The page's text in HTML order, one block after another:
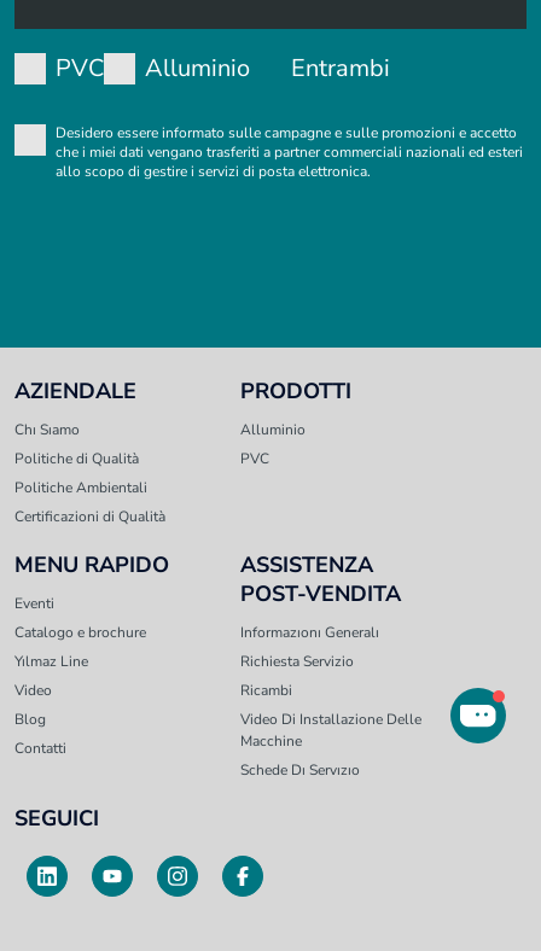
PVC Alluminio Entrambi
Desidero essere informato sulle campagne e sulle promozioni e accetto
che i miei dati vengano trasferiti a partner commerciali nazionali ed esteri
allo scopo di gestire i servizi di posta elettronica.
AZIENDALE
Chı Sıamo
Politiche di Qualità
Politiche Ambientali
Certificazioni di Qualità
PRODOTTI
Alluminio
PVC
MENU RAPIDO
Eventi
Catalogo e brochure
Yılmaz Line
Video
Blog
Contatti
ASSISTENZA
POST-VENDITA
Informazıonı Generalı
Richiesta Servizio
Ricambi
Video Di Installazione Delle
Macchine
Schede Dı Servızıo
SEGUICI